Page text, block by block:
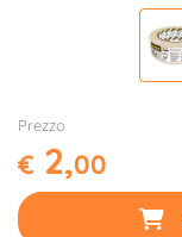
Prezzo
€ 2,00